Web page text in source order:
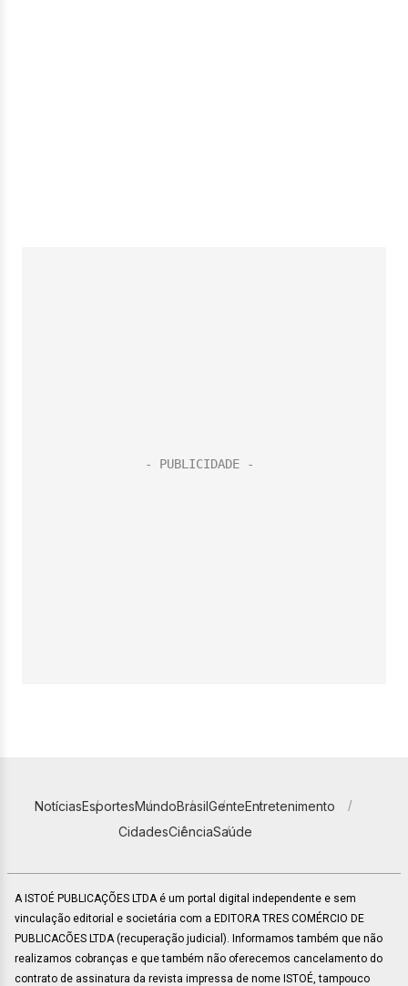
NotíciasEsportesMundoBrasilGenteEntretenimento
CidadesCiênciaSaúde
A ISTOÉ PUBLICAÇÕES LTDA é um portal digital independente e sem
vinculação editorial e societária com a EDITORA TRES COMÉRCIO DE
PUBLICACÕES LTDA (recuperação judicial). Informamos também que não
realizamos cobranças e que também não oferecemos cancelamento do
contrato de assinatura da revista impressa de nome ISTOÉ, tampouco